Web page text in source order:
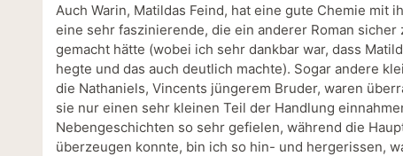
Auch Warin, Matildas Feind, hat eine gute Chemie mit
eine sehr faszinierende, die ein anderer Roman sicher
gemacht hätte (wobei ich sehr dankbar war, dass
hegte und das auch deutlich machte). Sogar andere
die Nathaniels, Vincents jüngerem Bruder, waren
sie nur einen sehr kleinen Teil der Handlung
Nebengeschichten so sehr gefielen, während die
überzeugen konnte, bin ich so hin- und hergerissen,